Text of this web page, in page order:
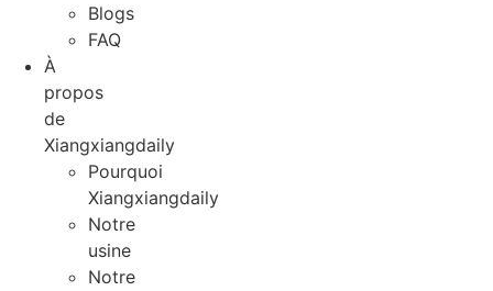
Blogs
FAQ
À
propos
de
Xiangxiangdaily
Pourquoi
Xiangxiangdaily
Notre
usine
Notre